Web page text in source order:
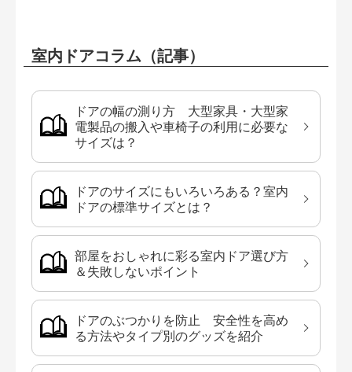
室内ドアコラム（記事）
ドアの幅の測り方 大型家具・大型家
電製品の搬入や車椅子の利用に必要な
サイズは？
ドアのサイズにもいろいろある？室内
ドアの標準サイズとは？
部屋をおしゃれに彩る室内ドア選び方
＆失敗しないポイント
ドアのぶつかりを防止 安全性を高め
る方法やタイプ別のグッズを紹介